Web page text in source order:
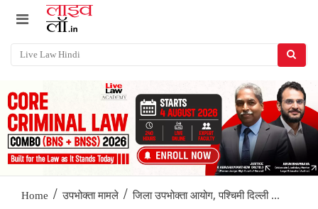
Home / उपभोक्ता मामले / जिला उपभोक्ता आयोग, पश्चिमी दिल्ली ...